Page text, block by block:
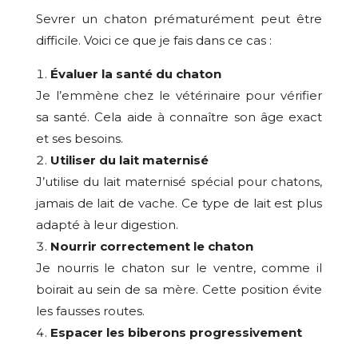
Sevrer un chaton prématurément peut être
difficile. Voici ce que je fais dans ce cas :
Évaluer la santé du chaton
Je l’emmène chez le vétérinaire pour vérifier
sa santé. Cela aide à connaître son âge exact
et ses besoins.
Utiliser du lait maternisé
J’utilise du lait maternisé spécial pour chatons,
jamais de lait de vache. Ce type de lait est plus
adapté à leur digestion.
Nourrir correctement le chaton
Je nourris le chaton sur le ventre, comme il
boirait au sein de sa mère. Cette position évite
les fausses routes.
Espacer les biberons progressivement